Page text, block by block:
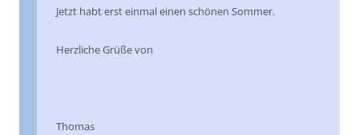
Jetzt habt erst einmal einen schönen Sommer.
Herzliche Grüße von
Thomas